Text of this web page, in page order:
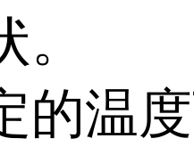
的温